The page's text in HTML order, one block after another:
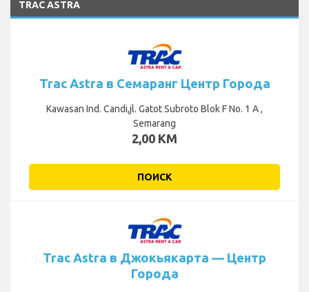
TRAC ASTRA
Trac Astra в Семаранг Центр Города
Kawasan Ind. Candi,jl. Gatot Subroto Blok F No. 1 A ,
Semarang
2,00 KM
ПОИСК
Trac Astra в Джокьякарта — Центр
Города